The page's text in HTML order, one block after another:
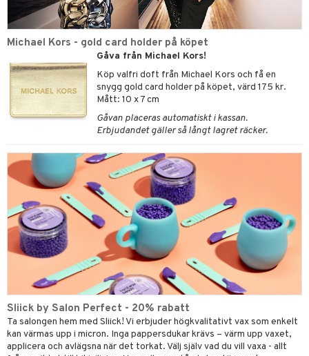
Michael Kors - gold card holder på köpet
Gåva från Michael Kors!
Köp valfri doft från Michael Kors och få en
snygg gold card holder på köpet, värd 175 kr.
Mått: 10 x 7 cm
Gåvan placeras automatiskt i kassan.
Erbjudandet gäller så långt lagret räcker.
Sliick by Salon Perfect - 20% rabatt
Ta salongen hem med Sliick! Vi erbjuder högkvalitativt vax som enkelt
kan värmas upp i micron. Inga pappersdukar krävs – värm upp vaxet,
applicera och avlägsna när det torkat. Välj själv vad du vill vaxa - allt